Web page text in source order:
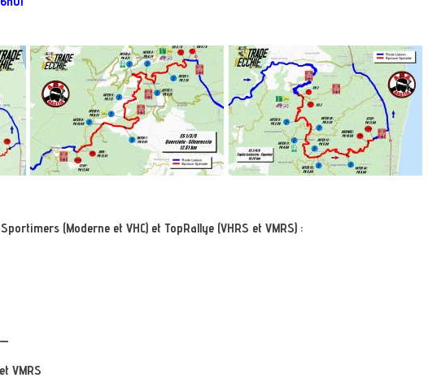
(Moderne et VHC) et TopRallye (VHRS et VMRS) :
VMRS